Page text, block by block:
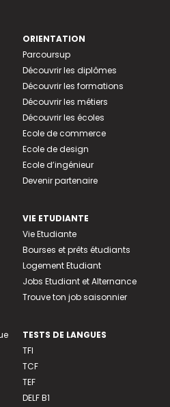
ORIENTATION
Parcoursup
Découvrir les diplômes
Découvrir les formations
Découvrir les métiers
Découvrir les écoles
Ecole de commerce
Ecole de design
Ecole d’ingénieur
Devenir partenaire
VIE ETUDIANTE
Vie Etudiante
Bourses et prêts étudiants
Logement Etudiant
Jobs Etudiant et Alternance
Trouve ton job saisonnier
TESTS DE LANGUES
TFI
TCF
TEF
DELF B1